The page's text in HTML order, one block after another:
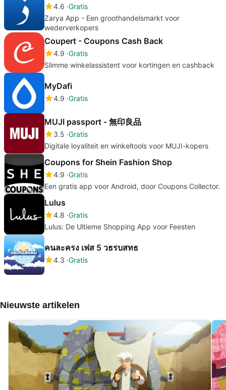
4.6 Gratis
Zarya App - Een groothandelsmarkt voor
wederverkopers
Coupert - Coupons Cash Back
4.9 Gratis
Slimme winkelassistent voor kortingen en cashback
MyDafi
4.9 Gratis
MUJI passport - 無印良品
3.5 Gratis
Digitale loyaliteit en winkeltools voor MUJI-kopers
Coupons for Shein Fashion Shop
4.9 Gratis
Een gratis app voor Android, door Coupons Collector.
Lulus
4.8 Gratis
Lulus: De Ultieme Shopping App voor Feesten
คนละครง เฟส 5 วธรบสทธ
4.3 Gratis
Nieuwste artikelen